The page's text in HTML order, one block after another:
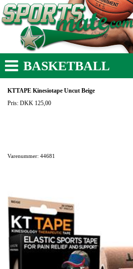
BASKETBALL
KTTAPE Kinesiotape Uncut Beige
Pris: DKK 125,00
Varenummer: 44681